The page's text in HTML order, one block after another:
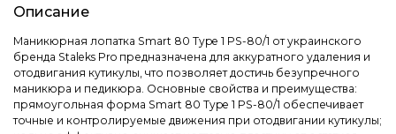
Описание
Маникюрная лопатка Smart 80 Type 1 PS-80/1 от украинского
бренда Staleks Pro предназначена для аккуратного удаления и
отодвигания кутикулы, что позволяет достичь безупречного
маникюра и педикюра. Основные свойства и преимущества:
прямоугольная форма Smart 80 Type 1 PS-80/1 обеспечивает
точные и контролируемые движения при отодвигании кутикулы;